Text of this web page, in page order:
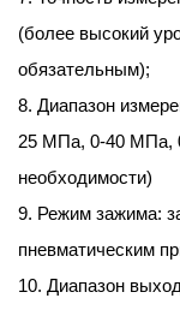
(более высокий
обязательным);
8. Диапазон
25 МПа, 0-40 МПа,
необходимости)
9. Режим зажима:
пневматическим
10. Диапазон